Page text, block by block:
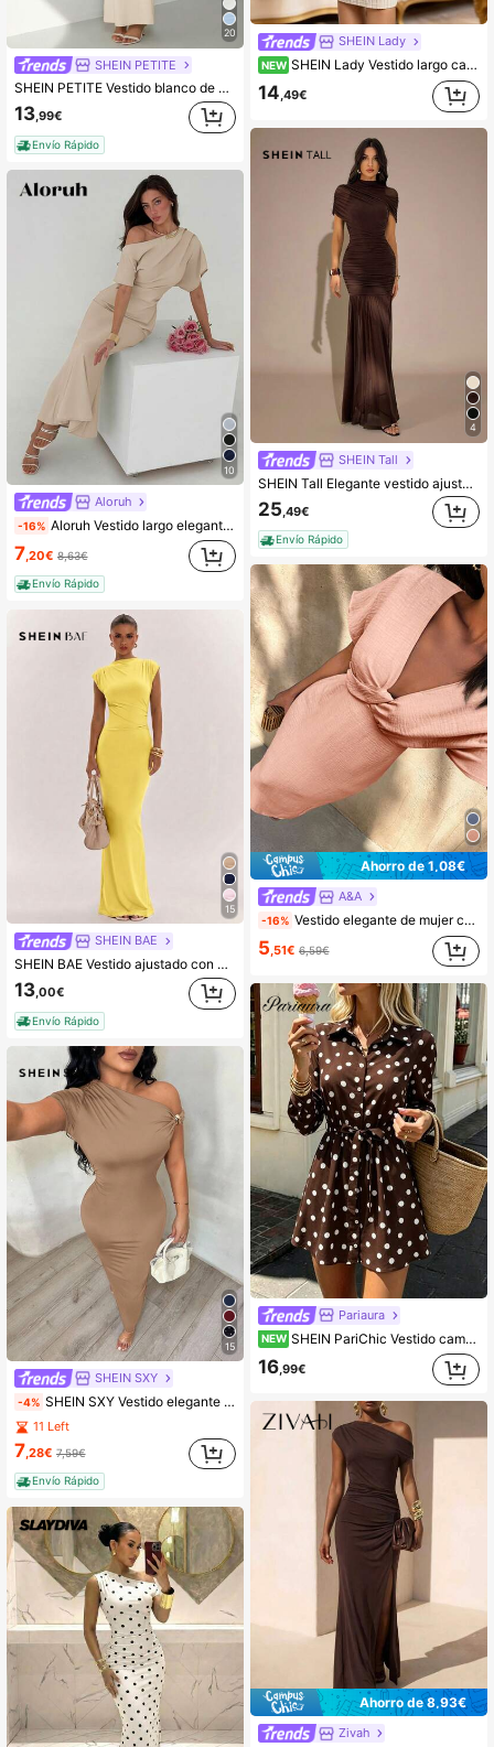
20
SHEIN PETITE
SHEIN PETITE Vestido blanco de verano elegante para fiesta con hombro inclinado, asimétrico, extra largo con cola de pez, ropa para mujer, para club, banquete, boda, cita nocturna, para mujeres de talla pequeña
13,99€
Envío Rápido
10
Aloruh
-16% Aloruh Vestido largo elegante de hombro asimétrico y cintura ceñida en color verde menta, adecuado para fiestas y ocasiones formales
7,20€ 8,63€
Envío Rápido
15
SHEIN BAE
SHEIN BAE Vestido ajustado con drapeado asimétrico en color albaricoque, vestido largo elegante y minimalista básico para primavera/verano
13,00€
Envío Rápido
15
SHEIN SXY
-4% SHEIN SXY Vestido elegante marrón con escote asimétrico
11 Left
7,28€ 7,59€
Envío Rápido
SHEIN Lady
NEW SHEIN Lady Vestido largo casual minimalista de unicolor con pliegues para uso diario para mujer
14,49€
4
SHEIN Tall
SHEIN Tall Elegante vestido ajustado con fruncidos en marrón oscuro, vestido de cena de otoño para mujeres, fiesta de cóctel formal, cita, vestido de gala para reuniones de Navidad & Año Nuevo, para mujeres altas
25 ,49€
Envío Rápido
Ahorro de 1,08€
A&A
-16% Vestido elegante de mujer con cuello en V rosa, abertura lateral retorcida, vestido casual ajustado de manga corta de tela tejida
5,51€ 6,59€
Pariaura
NEW SHEIN PariChic Vestido camisero de lunares estilo francés primavera/verano 2026, con cuello de solapa, abotonadura sencilla, manga larga, cintura con lazo y falda línea A, vestido casual de oficina que estiliza y cubre la cadera, para uso diario, compras, cita de té de la tarde, viaje corto a la playa, vestido camisero corto vintage, vestido versátil de estilo vacacional con estampado de lunares
16 ,99€
Ahorro de 8,93€
Zivah